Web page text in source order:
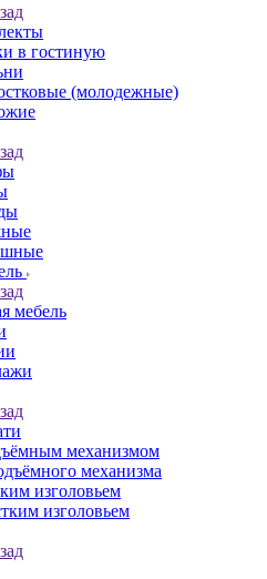
в гостиную
(молодежные)
мебель
механизмом
механизма
изголовьем
изголовьем